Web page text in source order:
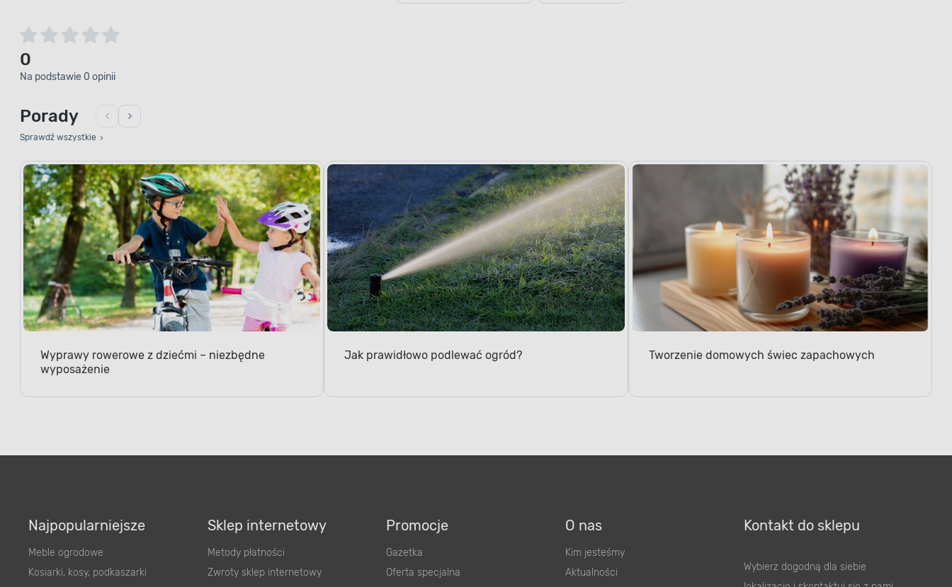
0
Na podstawie 0 opinii
Porady
Sprawdź wszystkie
Wyprawy rowerowe z dziećmi – niezbędne
wyposażenie
Jak prawidłowo podlewać ogród? Tworzenie domowych świec zapachowych
Najpopularniejsze
Meble ogrodowe
Kosiarki, kosy, podkaszarki
Sklep internetowy
Metody płatności
Zwroty sklep internetowy
Promocje
Gazetka
Oferta specjalna
O nas
Kim jesteśmy
Aktualności
Kontakt do sklepu
Wybierz dogodną dla siebie